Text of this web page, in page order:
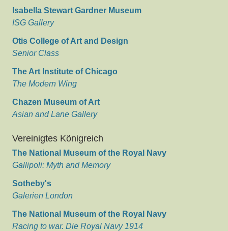
Isabella Stewart Gardner Museum
ISG Gallery
Otis College of Art and Design
Senior Class
The Art Institute of Chicago
The Modern Wing
Chazen Museum of Art
Asian and Lane Gallery
Vereinigtes Königreich
The National Museum of the Royal Navy
Gallipoli: Myth and Memory
Sotheby's
Galerien London
The National Museum of the Royal Navy
Racing to war. Die Royal Navy 1914